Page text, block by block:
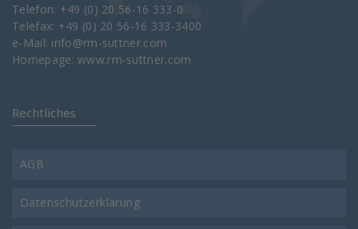
Telefon: +49 (0) 20 56-16 333-0
Telefax: +49 (0) 20 56-16 333-3400
e-Mail: info@rm-suttner.com
Homepage:www.rm-suttner.com
Rechtliches
AGB
Datenschutzerklärung